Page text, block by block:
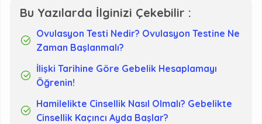
Bu Yazılarda İlginizi Çekebilir :
Ovulasyon Testi Nedir? Ovulasyon Testine Ne
Zaman Başlanmalı?
İlişki Tarihine Göre Gebelik Hesaplamayı
Öğrenin!
Hamilelikte Cinsellik Nasıl Olmalı? Gebelikte
Cinsellik Kaçıncı Ayda Başlar?